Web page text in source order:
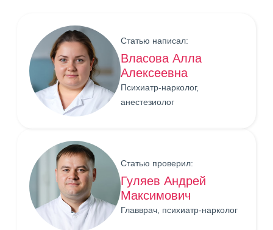
Статью написал:
Власова Алла
Алексеевна
Психиатр-нарколог,
анестезиолог
Статью проверил:
Гуляев Андрей
Максимович
Главврач, психиатр-нарколог